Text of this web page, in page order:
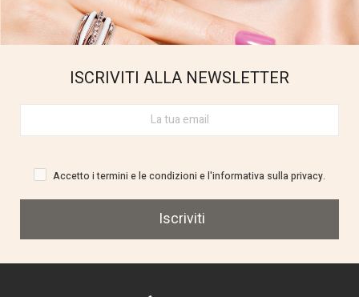
ISCRIVITI ALLA NEWSLETTER
Iscriviti
Accetto i termini e le condizioni e l'informativa sulla privacy.